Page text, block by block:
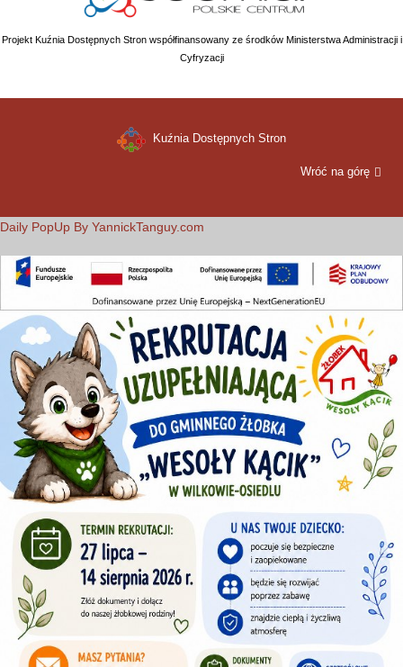
Projekt Kuźnia Dostępnych Stron współfinansowany ze środków Ministerstwa Administracji i
Cyfryzacji
Kuźnia Dostępnych Stron
Wróć na górę
Daily PopUp By YannickTanguy.com